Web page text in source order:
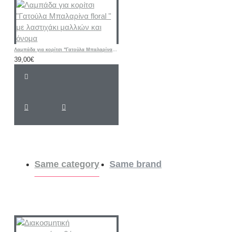
Λαμπάδα για κορίτσι "Γατούλα Μπαλαρίνα floral " με λαστιχάκι μαλλιών και όνομα
39,00€
Same category Same brand